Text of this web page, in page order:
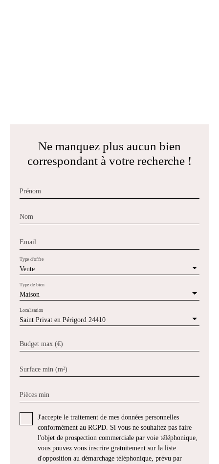
Ne manquez plus aucun bien
correspondant à votre recherche !
Prénom
Nom
Email
Vente
Type d'offre
Maison
Type de bien
Saint Privat en Périgord 24410
Localisation
Budget max (€)
Surface min (m²)
Pièces min
J'accepte le traitement de mes données personnelles
conformément au RGPD. Si vous ne souhaitez pas faire
l'objet de prospection commerciale par voie téléphonique,
vous pouvez vous inscrire gratuitement sur la liste
d'opposition au démarchage téléphonique, prévu par